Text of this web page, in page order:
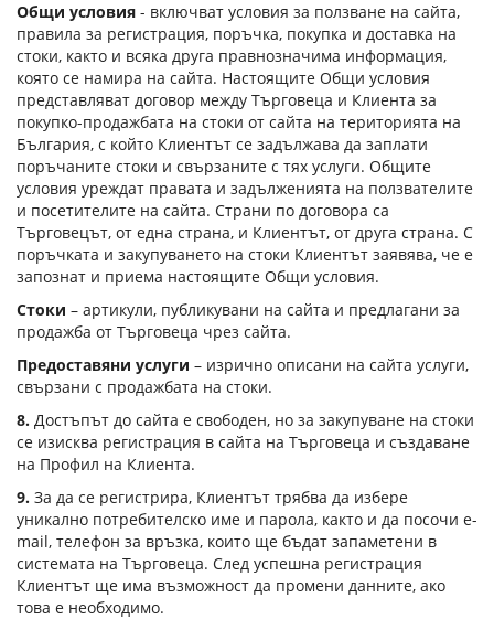
Общи условия - включват условия за ползване на сайта,
правила за регистрация, поръчка, покупка и доставка на
стоки, както и всяка друга правнозначима информация,
която се намира на сайта. Настоящите Общи условия
представляват договор между Търговеца и Клиента за
покупко-продажбата на стоки от сайта на територията на
България, с който Клиентът се задължава да заплати
поръчаните стоки и свързаните с тях услуги. Общите
условия уреждат правата и задълженията на ползвателите
и посетителите на сайта. Страни по договора са
Търговецът, от една страна, и Клиентът, от друга страна. С
поръчката и закупуването на стоки Клиентът заявява, че е
запознат и приема настоящите Общи условия.
Стоки – артикули, публикувани на сайта и предлагани за
продажба от Търговеца чрез сайта.
Предоставяни услуги – изрично описани на сайта услуги,
свързани с продажбата на стоки.
8. Достъпът до сайта е свободен, но за закупуване на стоки
се изисква регистрация в сайта на Търговеца и създаване
на Профил на Клиента.
9. За да се регистрира, Клиентът трябва да избере
уникално потребителско име и парола, както и да посочи e-
mail, телефон за връзка, които ще бъдат запаметени в
системата на Търговеца. След успешна регистрация
Клиентът ще има възможност да промени данните, ако
това е необходимо.